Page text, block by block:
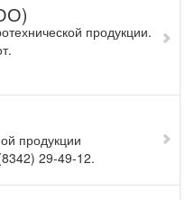
продукции.
продукции
29-49-12.